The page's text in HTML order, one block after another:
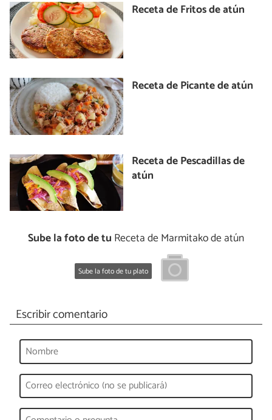
Receta de Fritos de atún
Receta de Picante de atún
Receta de Pescadillas de
atún
Sube la foto de tu Receta de Marmitako de atún
Sube la foto de tu plato
Escribir comentario